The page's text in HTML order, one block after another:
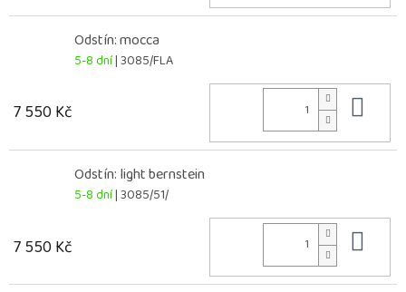
Odstín: mocca
5-8 dní| 3085/FLA
7 550 Kč
Odstín: light bernstein
5-8 dní| 3085/51/
7 550 Kč